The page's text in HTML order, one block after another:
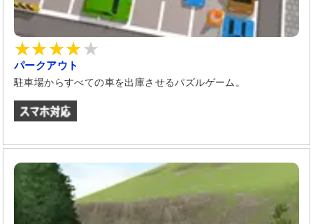
パークアウト
駐車場からすべての車を出庫させるパズルゲーム。